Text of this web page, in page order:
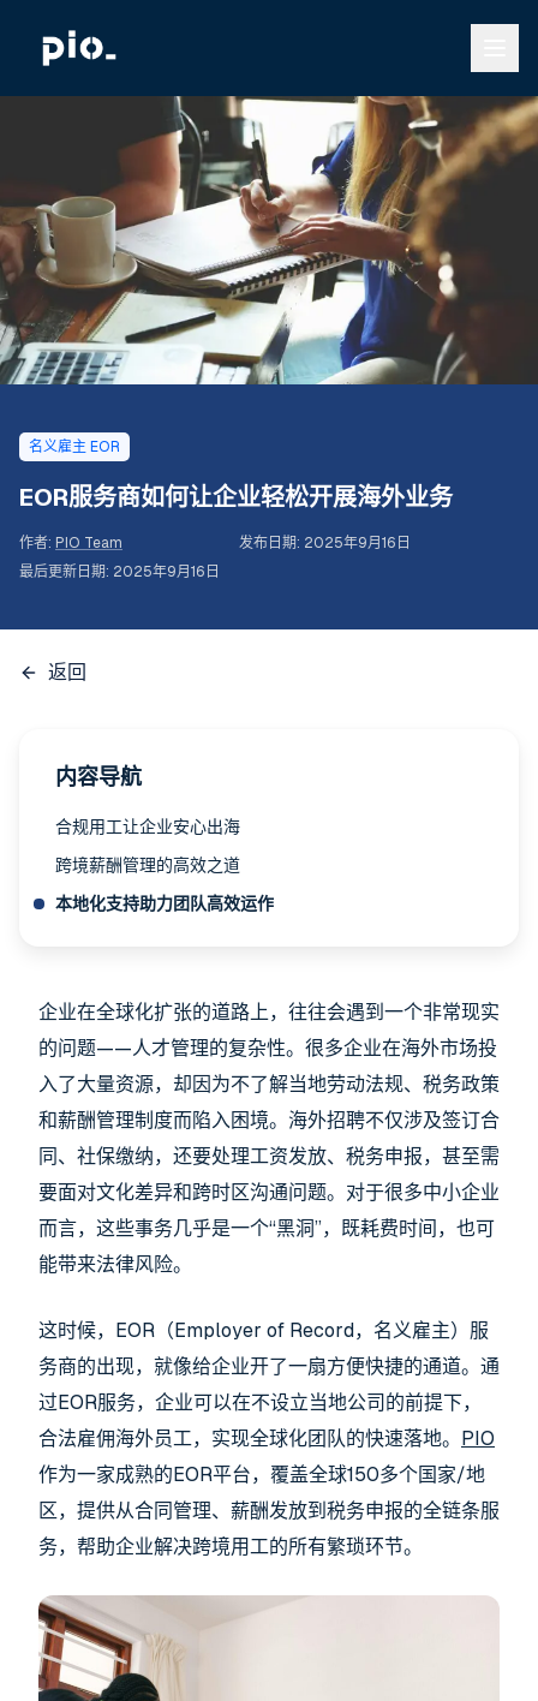
名义雇主 EOR
EOR服务商如何让企业轻松开展海外业务
作者: PIO Team 发布日期: 2025年9月16日
最后更新日期: 2025年9月16日
返回
内容导航
合规用工让企业安心出海
跨境薪酬管理的高效之道
本地化支持助力团队高效运作
企业在全球化扩张的道路上，往往会遇到一个非常现实
的问题——人才管理的复杂性。很多企业在海外市场投
入了大量资源，却因为不了解当地劳动法规、税务政策
和薪酬管理制度而陷入困境。海外招聘不仅涉及签订合
同、社保缴纳，还要处理工资发放、税务申报，甚至需
要面对文化差异和跨时区沟通问题。对于很多中小企业
而言，这些事务几乎是一个“黑洞”，既耗费时间，也可
能带来法律风险。
这时候，EOR（Employer of Record，名义雇主）服
务商的出现，就像给企业开了一扇方便快捷的通道。通
过EOR服务，企业可以在不设立当地公司的前提下，
合法雇佣海外员工，实现全球化团队的快速落地。 PIO
作为一家成熟的EOR平台，覆盖全球150多个国家/地
区，提供从合同管理、薪酬发放到税务申报的全链条服
务，帮助企业解决跨境用工的所有繁琐环节。